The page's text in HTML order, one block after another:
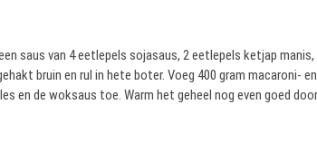
saus van 4 eetlepels sojasaus, 2 eetlepels ketjap
bruin en rul in hete boter. Voeg 400 gram macaroni-
en de woksaus toe. Warm het geheel nog even goed